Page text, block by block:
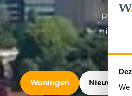
We
Woningen Nieuwbouw